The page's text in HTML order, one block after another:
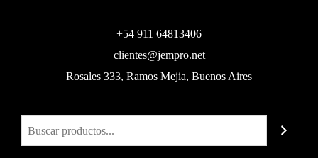
+54 911 64813406
clientes@jempro.net
Rosales 333, Ramos Mejia, Buenos Aires